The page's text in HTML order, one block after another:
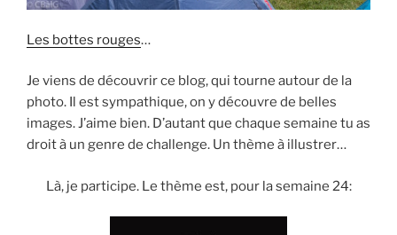
Les bottes rouges…
Je viens de découvrir ce blog, qui tourne autour de la
photo. Il est sympathique, on y découvre de belles
images. J’aime bien. D’autant que chaque semaine tu as
droit à un genre de challenge. Un thème à illustrer…
Là, je participe. Le thème est, pour la semaine 24: